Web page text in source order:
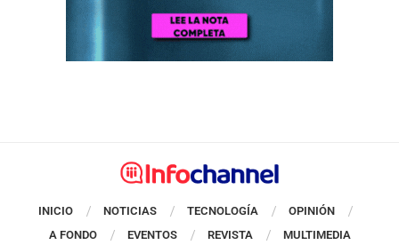
INICIO NOTICIAS TECNOLOGÍA
OPINIÓN
A FONDO
EVENTOS REVISTA MULTIMEDIA